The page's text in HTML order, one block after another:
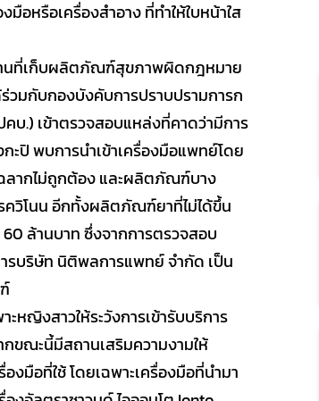
หรือเครื่องสำอาง ที่ทำให้ใบหน้าใส
านที่เก็บผลิตภัณฑ์สุขภาพผิดกฎหมาย
วมกับกองบังคับการปราบปรามการก
บ.) เข้าตรวจสอบแหล่งที่คาดว่ามีการ
ะปิ พบการนำเข้าเครื่องมือแพทย์โดย
ลากไม่ถูกต้อง และผลิตภัณฑ์บาง
ควิโนน อีกทั้งผลิตภัณฑ์ยาที่ไม่ได้ขึ้น
ล้านบาท ซึ่งจากการตรวจสอบ
รบริษัท นิติพลการแพทย์ จำกัด เป็น
หญิงสาวให้ระวังการเข้ารับบริการ
ขณะนี้มีสถานเสริมความงามให้
งมือที่ใช้ โดยเฉพาะเครื่องมือที่นำมา